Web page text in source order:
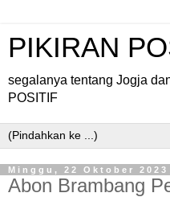
PIKIRAN
segalanya tentang Jogja
POSITIF
Minggu, 22 Oktober 2023
Abon Brambang